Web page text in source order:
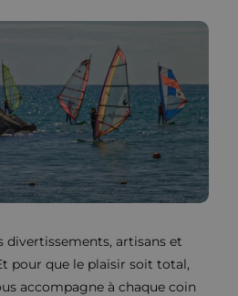
divertissements, artisans et
pour que le plaisir soit total,
accompagne à chaque coin